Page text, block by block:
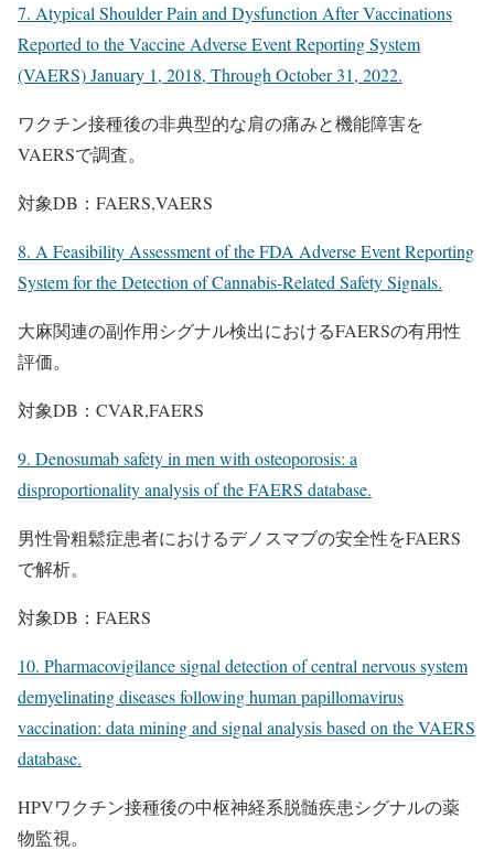
7. Atypical Shoulder Pain and Dysfunction After Vaccinations
Reported to the Vaccine Adverse Event Reporting System
(VAERS) January 1, 2018, Through October 31, 2022.
ワクチン接種後の非典型的な肩の痛みと機能障害を
VAERSで調査。
対象DB：FAERS,VAERS
8. A Feasibility Assessment of the FDA Adverse Event Reporting
System for the Detection of Cannabis-Related Safety Signals.
大麻関連の副作用シグナル検出におけるFAERSの有用性
評価。
対象DB：CVAR,FAERS
9. Denosumab safety in men with osteoporosis: a
disproportionality analysis of the FAERS database.
男性骨粗鬆症患者におけるデノスマブの安全性をFAERS
で解析。
対象DB：FAERS
10. Pharmacovigilance signal detection of central nervous system
demyelinating diseases following human papillomavirus
vaccination: data mining and signal analysis based on the VAERS
database.
HPVワクチン接種後の中枢神経系脱髄疾患シグナルの薬
物監視。